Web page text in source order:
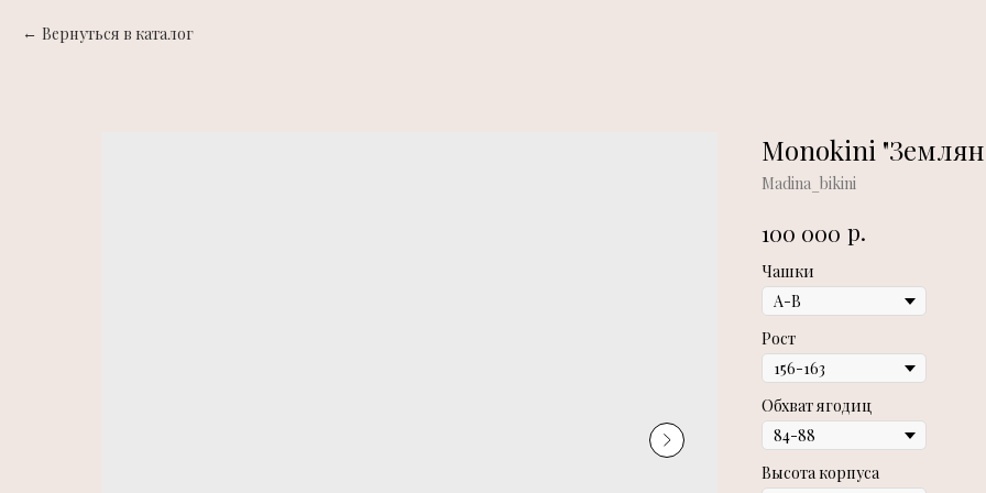
Вернуться в каталог
Monokini
Madina_bikini
100 000 р.
Чашки
Рост
Обхват ягодиц
Высота корпуса